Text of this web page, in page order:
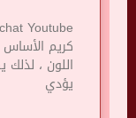
كريم
اللون ،
يؤدي